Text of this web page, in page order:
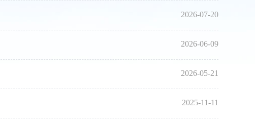
2026-07-20
2026-06-09
2026-05-21
2025-11-11